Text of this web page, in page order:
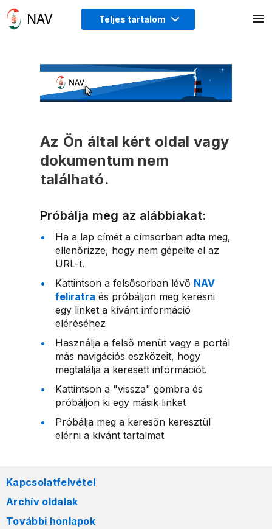
Teljes tartalom
Az Ön által kért oldal vagy
dokumentum nem
található.
Próbálja meg az alábbiakat:
Ha a lap címét a címsorban adta meg,
ellenőrizze, hogy nem gépelte el az
URL-t.
Kattintson a felsősorban lévő NAV
feliratra és próbáljon meg keresni
egy linket a kívánt információ
eléréséhez
Használja a felső menüt vagy a portál
más navigációs eszközeit, hogy
megtalálja a keresett információt.
Kattintson a "vissza" gombra és
próbáljon ki egy másik linket
Próbálja meg a keresőn keresztül
elérni a kívánt tartalmat
Kapcsolatfelvétel
Archív oldalak
További honlapok